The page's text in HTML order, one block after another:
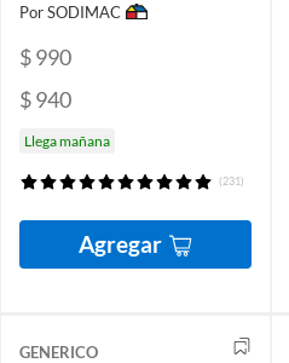
Por SODIMAC
$ 990
$ 940
Llega mañana
(231)
Agregar
GENERICO